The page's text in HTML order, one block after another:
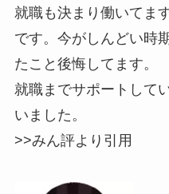
就職も決まり働いてま
です。今がしんどい時
たこと後悔してます。
就職までサポートして
いました。
>>みん評より 引用